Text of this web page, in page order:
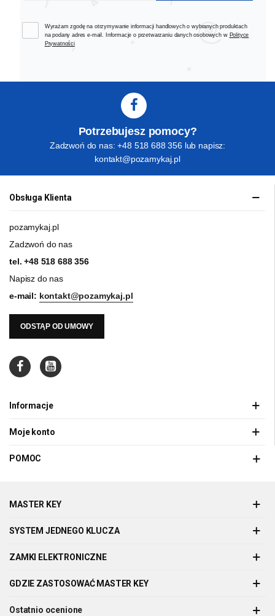
Wyrażam zgodę na otrzymywanie informacji handlowych o wybranych produktach
na podany adres e-mail. Informacje o przetwarzaniu danych osobowych w Polityce
Prywatności
Potrzebujesz pomocy?
Zadzwoń do nas: +48 518 688 356 lub napisz:
kontakt@pozamykaj.pl
Obsługa Klienta
pozamykaj.pl
Zadzwoń do nas
tel.+48 518 688 356
Napisz do nas
e-mail: kontakt@pozamykaj.pl
ODSTĄP OD UMOWY
Informacje
Moje konto
POMOC
MASTER KEY
SYSTEM JEDNEGO KLUCZA
ZAMKI ELEKTRONICZNE
GDZIE ZASTOSOWAĆ MASTER KEY
Ostatnio ocenione